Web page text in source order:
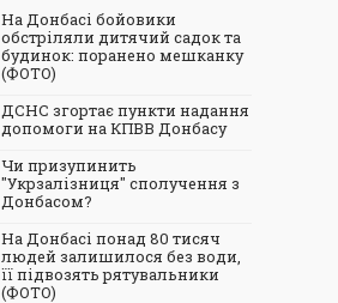
На Донбасі бойовики
обстріляли дитячий садок та
будинок: поранено мешканку
(ФОТО)
ДСНС згортає пункти надання
допомоги на КПВВ Донбасу
Чи призупинить
"Укрзалізниця" сполучення з
Донбасом?
На Донбасі понад 80 тисяч
людей залишилося без води,
її підвозять рятувальники
(ФОТО)